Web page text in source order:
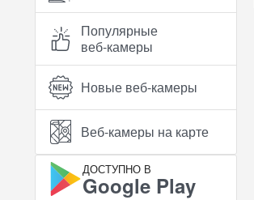
Популярные
веб‑камеры
Новые веб‑камеры
Веб‑камеры на карте
ДОСТУПНО В
Google Play